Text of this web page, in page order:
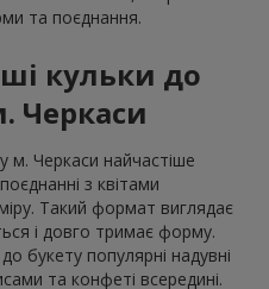
та поєднання.
кульки до
Черкаси
м. Черкаси найчастіше
з квітами
Такий формат виглядає
і довго тримає форму.
букету популярні надувні
та конфеті всередині.